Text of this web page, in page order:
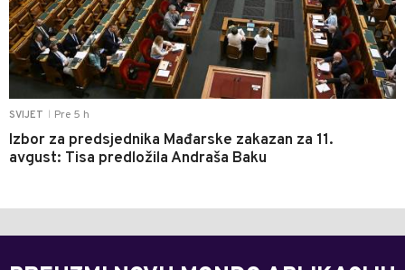
SVIJET Pre 5 h
Izbor za predsjednika Mađarske zakazan za 11.
avgust: Tisa predložila Andraša Baku